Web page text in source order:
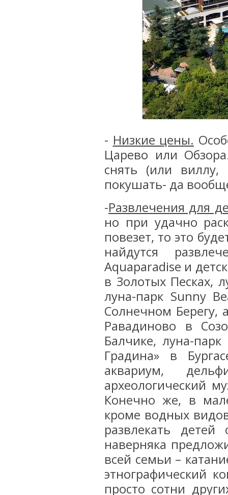
- Низкие цены.
Царево или
снять (или
покушать- да
-Развлечения для
но при удачно
повезет, то это
найдутся
Aquaparadise и
в Золотых Песках,
луна-парк Sunny
Солнечном Берегу,
Равадиново в
Балчике, луна-
Градина» в
аквариум,
археологический
Конечно же, в
кроме водных
развлекать
наверняка
всей семьи –
этнографический
просто сотни